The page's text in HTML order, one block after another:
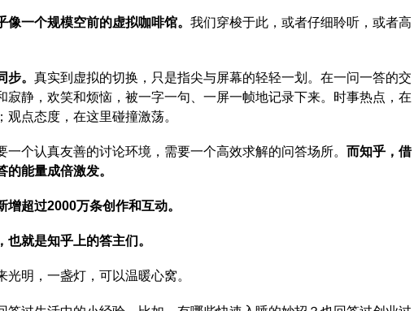
像一个规模空前的虚拟咖啡馆。 我们穿梭于此，或者仔细聆听，或者高
。 真实到虚拟的切换，只是指尖与屏幕的轻轻一划。在一问一答的交
静，欢笑和烦恼，被一字一句、一屏一帧地记录下来。时事热点，在
点态度，在这里碰撞激荡。
个认真友善的讨论环境，需要一个高效求解的问答场所。 而知乎，借
能量成倍激发。
超过2000万条创作和互动。
就是知乎上的答主们。
明，一盏灯，可以温暖心窝。